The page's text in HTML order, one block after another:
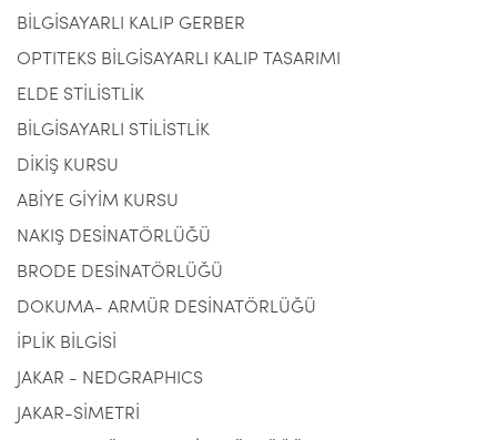
BİLGİSAYARLI KALIP GERBER
OPTITEKS BİLGİSAYARLI KALIP TASARIMI
ELDE STİLİSTLİK
BİLGİSAYARLI STİLİSTLİK
DİKİŞ KURSU
ABİYE GİYİM KURSU
NAKIŞ DESİNATÖRLÜĞÜ
BRODE DESİNATÖRLÜĞÜ
DOKUMA- ARMÜR DESİNATÖRLÜĞÜ
İPLİK BİLGİSİ
JAKAR - NEDGRAPHICS
JAKAR-SİMETRİ